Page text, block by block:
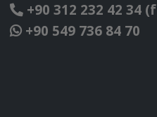
+90 312 232 42 34
+90 549 736 84 70